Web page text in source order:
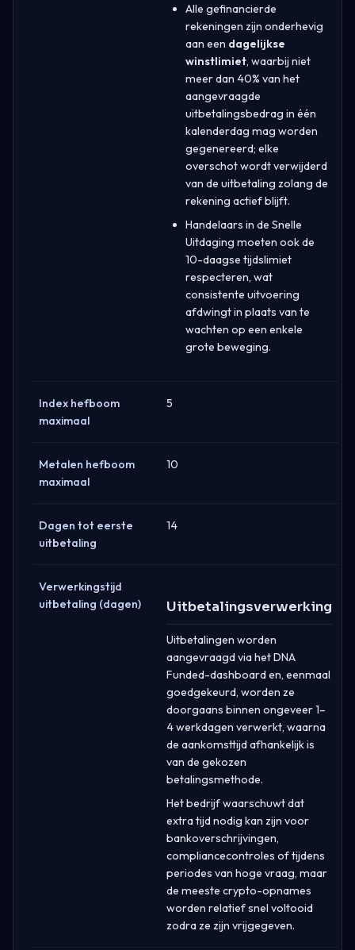
Alle gefinancierde
rekeningen zijn onderhevig
aan een dagelijkse
winstlimiet, waarbij niet
meer dan 40% van het
aangevraagde
uitbetalingsbedrag in één
kalenderdag mag worden
gegenereerd; elke
overschot wordt verwijderd
van de uitbetaling zolang de
rekening actief blijft.
Handelaars in de Snelle
Uitdaging moeten ook de
10-daagse tijdslimiet
respecteren, wat
consistente uitvoering
afdwingt in plaats van te
wachten op een enkele
grote beweging.
Index hefboom
maximaal
5
Metalen hefboom
maximaal
10
Dagen tot eerste
uitbetaling
14
Verwerkingstijd
uitbetaling (dagen)
Uitbetalingsverwerking
Uitbetalingen worden
aangevraagd via het DNA
Funded-dashboard en, eenmaal
goedgekeurd, worden ze
doorgaans binnen ongeveer 1–
4 werkdagen verwerkt, waarna
de aankomsttijd afhankelijk is
van de gekozen
betalingsmethode.
Het bedrijf waarschuwt dat
extra tijd nodig kan zijn voor
bankoverschrijvingen,
compliancecontroles of tijdens
periodes van hoge vraag, maar
de meeste crypto-opnames
worden relatief snel voltooid
zodra ze zijn vrijgegeven.